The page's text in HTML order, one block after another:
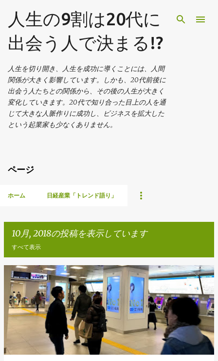
スキップしてメイン コンテンツに移動
人生の9割は20代に
出会う人で決まる!?
人生を切り開き、人生を成功に導くことには、人間
関係が大きく影響しています。しかも、20代前後に
出会う人たちとの関係から、その後の人生が大きく
変化していきます。20代で知り合った目上の人を通
じて大きな人脈作りに成功し、ビジネスを拡大した
という起業家も少なくありません。
ページ
ホーム 日経産業「トレンド語り」
10月, 2018の投稿を表示しています
すべて表示
投
稿